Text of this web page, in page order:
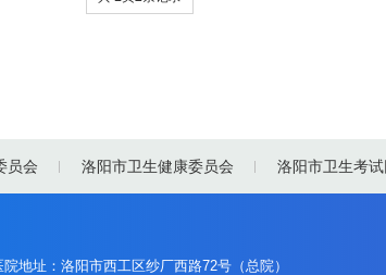
员会 洛阳市卫生健康委员会 洛阳市卫生考
院地址：洛阳市西工区纱厂西路72号（总院）